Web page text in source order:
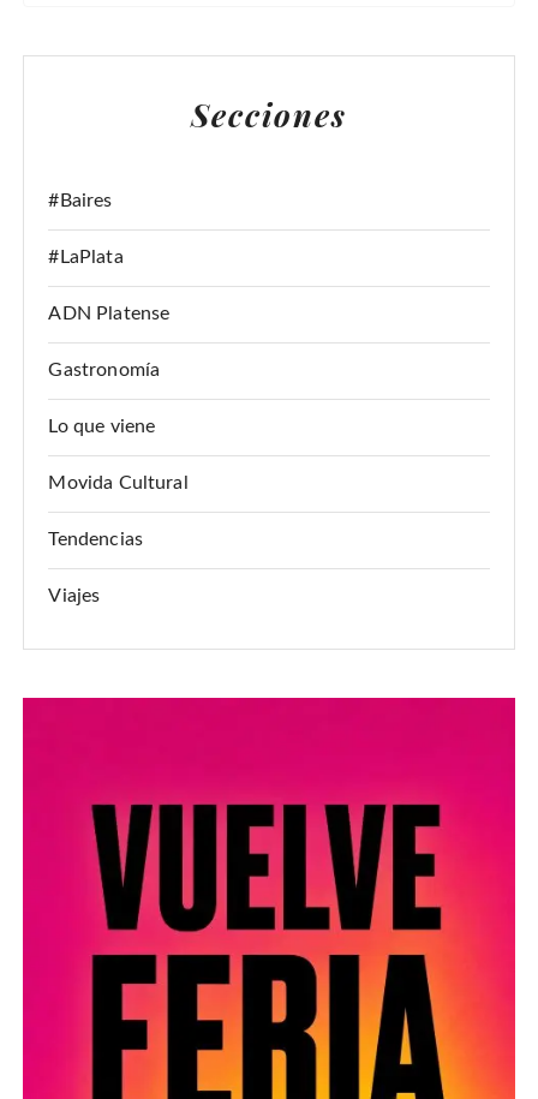
C
Secciones
#Baires
#LaPlata
ADN Platense
Gastronomía
Lo que viene
Movida Cultural
Tendencias
Viajes